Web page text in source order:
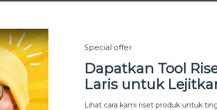
membagikan video pendek saja, tapi juga
banyak dijadikan sebagai tempat jualan.
Banyak…
Tips Marketplace
Special offer
Dapatkan Tool
Laris untuk
Lihat cara kami riset produk untuk